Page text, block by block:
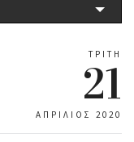
ΤΡΊΤΗ
21
ΑΠΡΊΛΙΟΣ 2020